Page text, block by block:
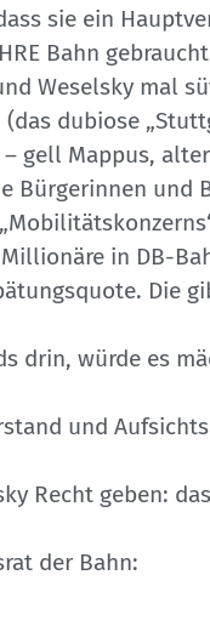
sie ein
Bahn
Weselsky mal
dubiose
gell Mappus,
Bürgerinnen und
in DB-
Die
drin, würde es
und
Recht geben:
der Bahn: